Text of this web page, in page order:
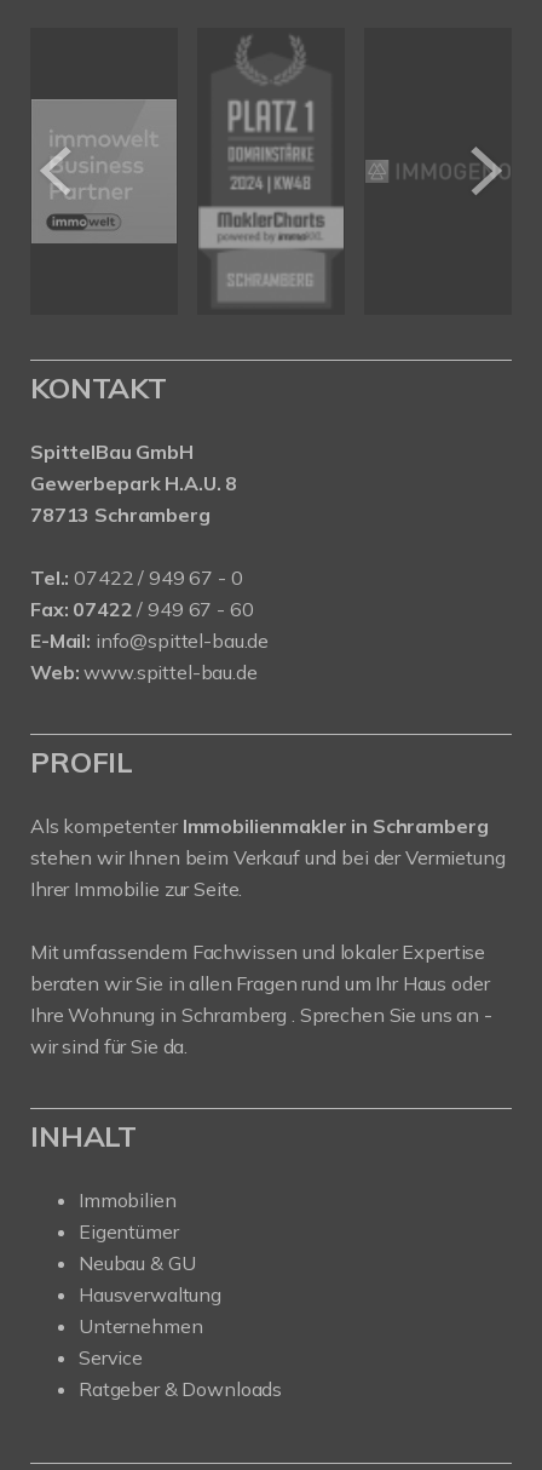
KONTAKT
SpittelBau GmbH
Gewerbepark H.A.U. 8
78713 Schramberg
Tel.: 07422 / 949 67 - 0
Fax: 07422 / 949 67 - 60
E-Mail: info@spittel-bau.de
Web: www.spittel-bau.de
PROFIL
Als kompetenter Immobilienmakler in Schramberg
stehen wir Ihnen beim Verkauf und bei der Vermietung
Ihrer Immobilie zur Seite.
Mit umfassendem Fachwissen und lokaler Expertise
beraten wir Sie in allen Fragen rund um Ihr Haus oder
Ihre Wohnung in Schramberg . Sprechen Sie uns an -
wir sind für Sie da.
INHALT
Immobilien
Eigentümer
Neubau & GU
Hausverwaltung
Unternehmen
Service
Ratgeber & Downloads